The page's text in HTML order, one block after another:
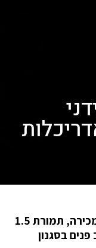
זהו בית לבן עתידני, שנמצא כעת למכירה, תמורת 1.5
פנים בסגנון